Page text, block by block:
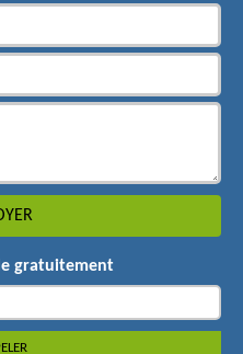
gratuitement